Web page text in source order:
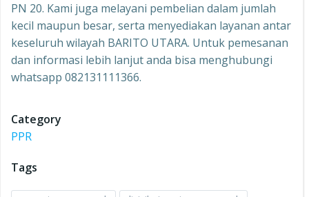
PN 20. Kami juga melayani pembelian dalam jumlah
kecil maupun besar, serta menyediakan layanan antar
keseluruh wilayah BARITO UTARA. Untuk pemesanan
dan informasi lebih lanjut anda bisa menghubungi
whatsapp 082131111366.
Category
PPR
Tags